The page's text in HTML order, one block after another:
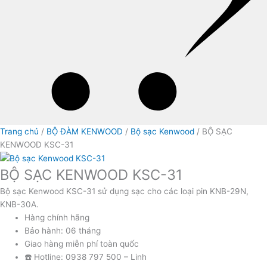
Trang chủ / BỘ ĐÀM KENWOOD / Bộ sạc Kenwood / BỘ SẠC
KENWOOD KSC-31
BỘ SẠC KENWOOD KSC-31
Bộ sạc Kenwood KSC-31 sử dụng sạc cho các loại pin KNB-29N,
KNB-30A.
Hàng chính hãng
Bảo hành: 06 tháng
Giao hàng miễn phí toàn quốc
☎️ Hotline: 0938 797 500 – Linh